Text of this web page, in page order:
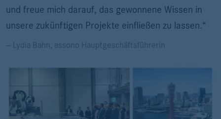
und freue mich darauf, das gewonnene Wissen in
unsere zukünftigen Projekte einfließen zu lassen.“
— Lydia Bahn, assono Hauptgeschäftsführerin